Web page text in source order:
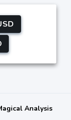
Analysis